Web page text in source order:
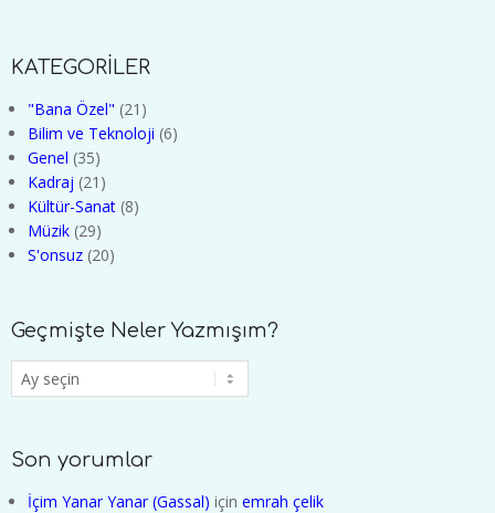
KATEGORİLER
"Bana Özel" (21)
Bilim ve Teknoloji (6)
Genel (35)
Kadraj (21)
Kültür-Sanat (8)
Müzik (29)
S'onsuz (20)
Geçmişte Neler Yazmışım?
Geçmişte
Neler
Son yorumlar
İçim Yanar Yanar (Gassal) için emrah çelik